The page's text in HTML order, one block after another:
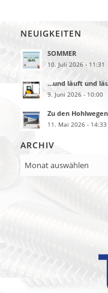
NEUIGKEITEN
SOMMER
10. Juli 2026 - 11:31
…und läuft und
9. Juni 2026 - 10:00
Zu den
11. Mai 2026 - 14:33
ARCHIV